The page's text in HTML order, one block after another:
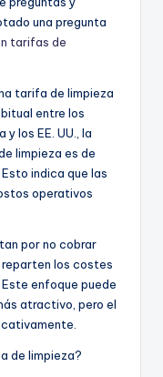
una pregunta
tarifas de
tarifa de limpieza
entre los
y los EE. UU., la
limpieza es de
indica que las
operativos
por no cobrar
reparten los costes
enfoque puede
atractivo, pero el
de limpieza?